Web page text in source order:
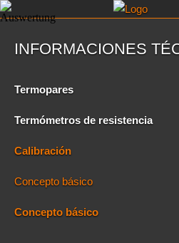
INFORMACIONES
Termopares
Termómetros de resistencia
Calibración
Concepto básico
Concepto básico